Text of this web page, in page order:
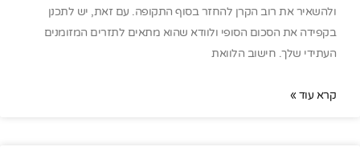
ולהשאיר את רוב הקרן להחזר בסוף התקופה. עם זאת, יש לתכנן
בקפידה את הסכום הסופי ולוודא שהוא מתאים לתזרים המזומנים
העתידי שלך. חישוב הלוואת
קרא עוד »